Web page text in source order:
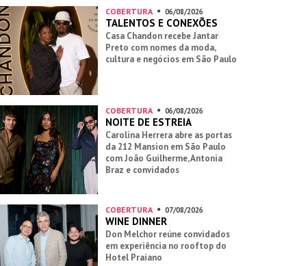
COBERTURA 06/08/2026
TALENTOS E CONEXÕES
Casa Chandon recebe Jantar
Preto com nomes da moda,
cultura e negócios em São Paulo
COBERTURA 06/08/2026
NOITE DE ESTREIA
Carolina Herrera abre as portas
da 212 Mansion em São Paulo
com João Guilherme, Antonia
Braz e convidados
COBERTURA 07/08/2026
WINE DINNER
Don Melchor reúne convidados
em experiência no rooftop do
Hotel Praiano